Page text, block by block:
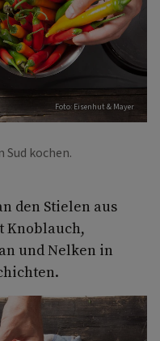
Foto: Eisenhut & Mayer
Sud kochen.
den Stielen aus
Knoblauch,
und Nelken in